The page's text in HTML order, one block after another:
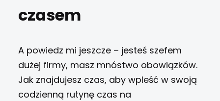
czasem
A powiedz mi jeszcze – jesteś szefem
dużej firmy, masz mnóstwo obowiązków.
Jak znajdujesz czas, aby wpleść w swoją
codzienną rutynę czas na